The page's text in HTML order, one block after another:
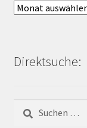
Archiv
Direktsuche:
Suchen
nach: